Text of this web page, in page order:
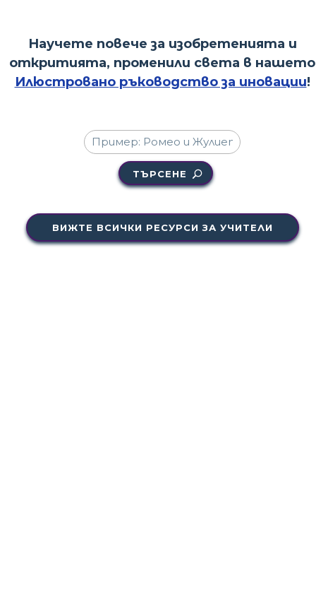
Научете повече за изобретенията и
откритията, променили света в нашето
Илюстровано ръководство за иновации!
ТЪРСЕНЕ
ВИЖТЕ ВСИЧКИ РЕСУРСИ ЗА УЧИТЕЛИ